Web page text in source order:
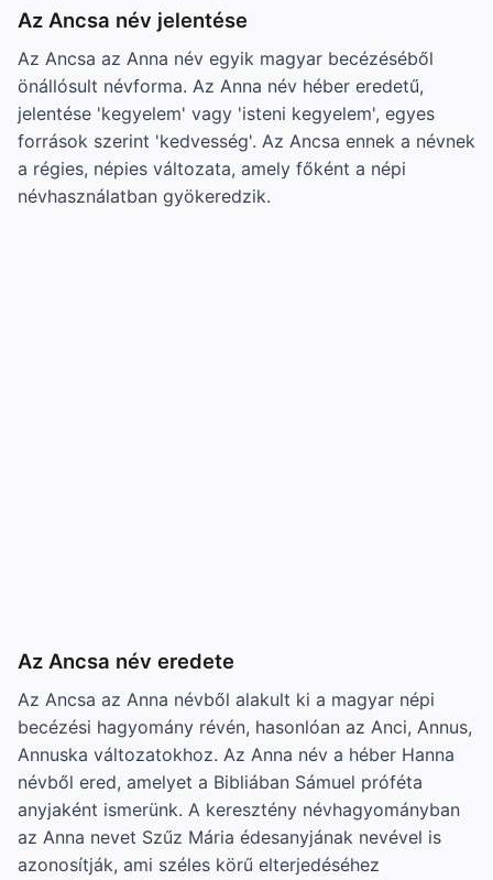
Az Ancsa név jelentése
Az Ancsa az Anna név egyik magyar becézéséből
önállósult névforma. Az Anna név héber eredetű,
jelentése 'kegyelem' vagy 'isteni kegyelem', egyes
források szerint 'kedvesség'. Az Ancsa ennek a névnek
a régies, népies változata, amely főként a népi
névhasználatban gyökeredzik.
Az Ancsa név eredete
Az Ancsa az Anna névből alakult ki a magyar népi
becézési hagyomány révén, hasonlóan az Anci, Annus,
Annuska változatokhoz. Az Anna név a héber Hanna
névből ered, amelyet a Bibliában Sámuel próféta
anyjaként ismerünk. A keresztény névhagyományban
az Anna nevet Szűz Mária édesanyjának nevével is
azonosítják, ami széles körű elterjedéséhez